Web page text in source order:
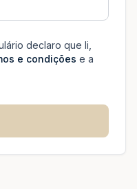
declaro que li,
e condições e a